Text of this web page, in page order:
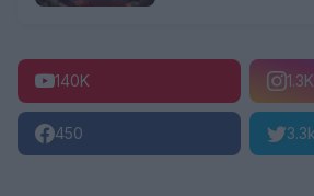
140K 1.3K
450 3.3k